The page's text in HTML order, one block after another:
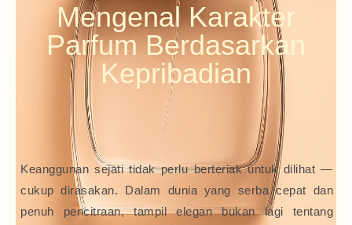
Mengenal Karakter
Parfum Berdasarkan
Kepribadian
Keanggunan sejati tidak perlu berteriak untuk dilihat —
cukup dirasakan. Dalam dunia yang serba cepat dan
penuh pencitraan, tampil elegan bukan lagi tentang